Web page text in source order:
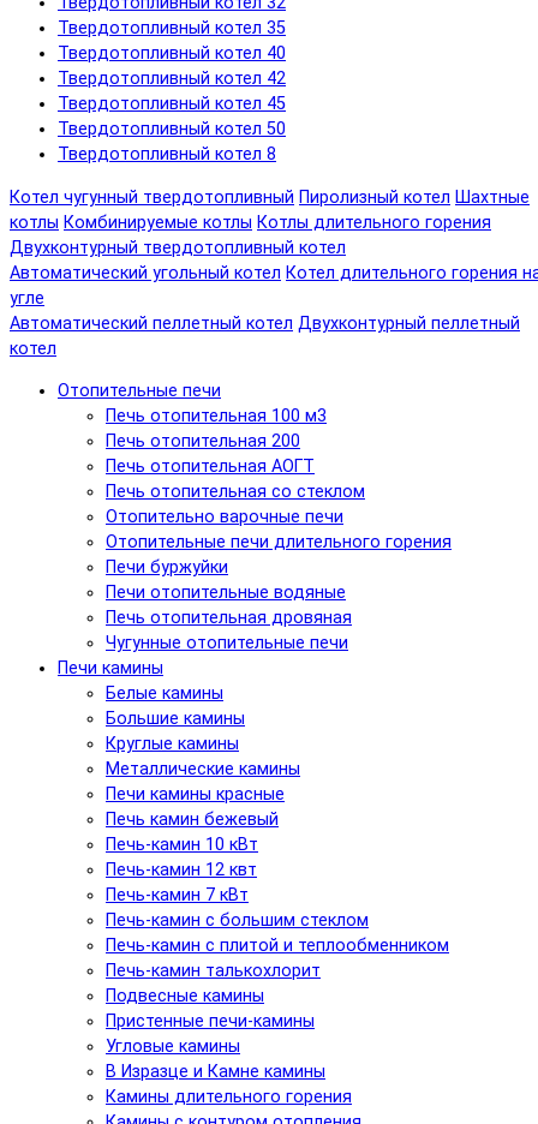
Твердотопливный котел 35
Твердотопливный котел 40
Твердотопливный котел 42
Твердотопливный котел 45
Твердотопливный котел 50
Твердотопливный котел 8
Котел чугунный твердотопливный Пиролизный котел Шахтные
котлы Комбинируемые котлы Котлы длительного горения
Двухконтурный твердотопливный котел
Автоматический угольный котел Котел длительного горения
угле
Автоматический пеллетный котел Двухконтурный пеллетный
котел
Отопительные печи
Печь отопительная 100 м3
Печь отопительная 200
Печь отопительная АОГТ
Печь отопительная со стеклом
Отопительно варочные печи
Отопительные печи длительного горения
Печи буржуйки
Печи отопительные водяные
Печь отопительная дровяная
Чугунные отопительные печи
Печи камины
Белые камины
Большие камины
Круглые камины
Металлические камины
Печи камины красные
Печь камин бежевый
Печь-камин 10 кВт
Печь-камин 12 квт
Печь-камин 7 кВт
Печь-камин с большим стеклом
Печь-камин с плитой и теплообменником
Печь-камин талькохлорит
Подвесные камины
Пристенные печи-камины
Угловые камины
В Изразце и Камне камины
Камины длительного горения